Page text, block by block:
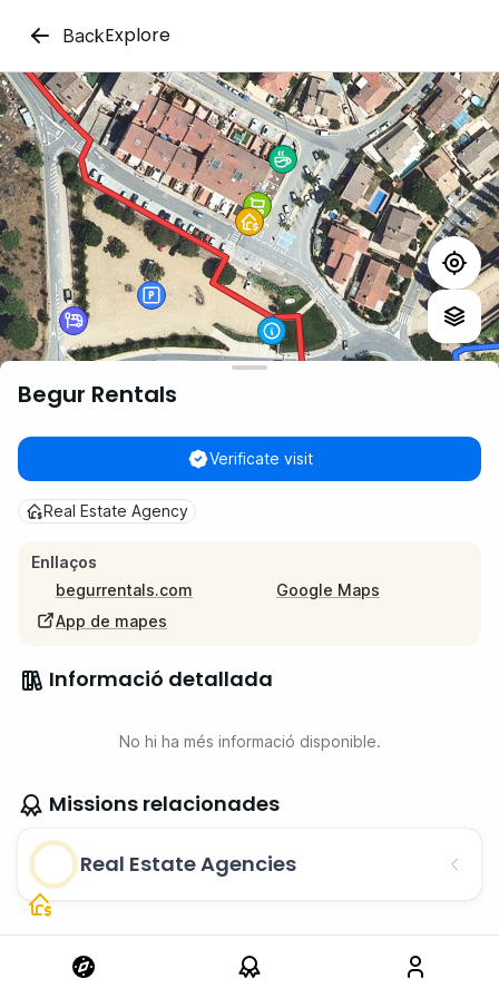
BackExplore
Begur Rentals
Verificate visit
Real Estate Agency
Enllaços
begurrentals.com
Google Maps
App de mapes
Informació detallada
No hi ha més informació disponible.
Missions relacionades
Real Estate Agencies